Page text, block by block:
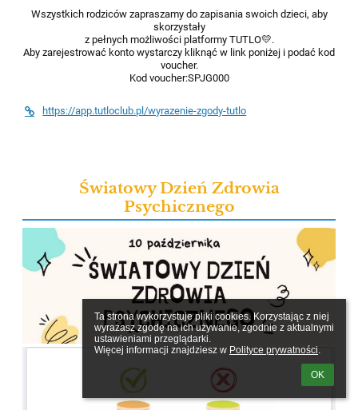
Ta strona wykorzystuje pliki cookies. Korzystając z niej
wyrażasz zgodę na ich używanie, zgodnie z aktualnymi
ustawieniami przeglądarki.
Więcej informacji znajdziesz w Polityce prywatności.
OK
Wszystkich rodziców zapraszamy do zapisania swoich dzieci, aby
skorzystały
z pełnych możliwości platformy TUTLO💛.
Aby zarejestrować konto wystarczy kliknąć w link poniżej i podać kod
voucher.
Kod voucher:SPJG000
https://app.tutloclub.pl/wyrazenie-zgody-tutlo
Światowy Dzień Zdrowia
Psychicznego